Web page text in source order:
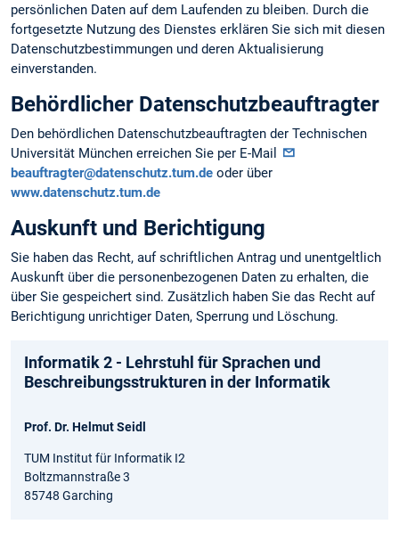
persönlichen Daten auf dem Laufenden zu bleiben. Durch die
fortgesetzte Nutzung des Dienstes erklären Sie sich mit diesen
Datenschutzbestimmungen und deren Aktualisierung
einverstanden.
Behördlicher Datenschutzbeauftragter
Den behördlichen Datenschutzbeauftragten der Technischen
Universität München erreichen Sie per E-Mail
beauftragter@datenschutz.tum.de oder über
www.datenschutz.tum.de
Auskunft und Berichtigung
Sie haben das Recht, auf schriftlichen Antrag und unentgeltlich
Auskunft über die personen­bezogenen Daten zu erhalten, die
über Sie gespeichert sind. Zusätzlich haben Sie das Recht auf
Berichtigung unrichtiger Daten, Sperrung und Löschung.
Informatik 2 - Lehrstuhl für Sprachen und
Beschreibungsstrukturen in der Informatik
Prof. Dr. Helmut Seidl
TUM Institut für Informatik I2
Boltzmannstraße 3
85748 Garching